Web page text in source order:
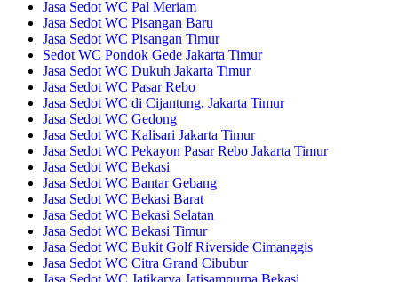
Jasa Sedot WC Pal Meriam
Jasa Sedot WC Pisangan Baru
Jasa Sedot WC Pisangan Timur
Sedot WC Pondok Gede Jakarta Timur
Jasa Sedot WC Dukuh Jakarta Timur
Jasa Sedot WC Pasar Rebo
Jasa Sedot WC di Cijantung, Jakarta Timur
Jasa Sedot WC Gedong
Jasa Sedot WC Kalisari Jakarta Timur
Jasa Sedot WC Pekayon Pasar Rebo Jakarta Timur
Jasa Sedot WC Bekasi
Jasa Sedot WC Bantar Gebang
Jasa Sedot WC Bekasi Barat
Jasa Sedot WC Bekasi Selatan
Jasa Sedot WC Bekasi Timur
Jasa Sedot WC Bukit Golf Riverside Cimanggis
Jasa Sedot WC Citra Grand Cibubur